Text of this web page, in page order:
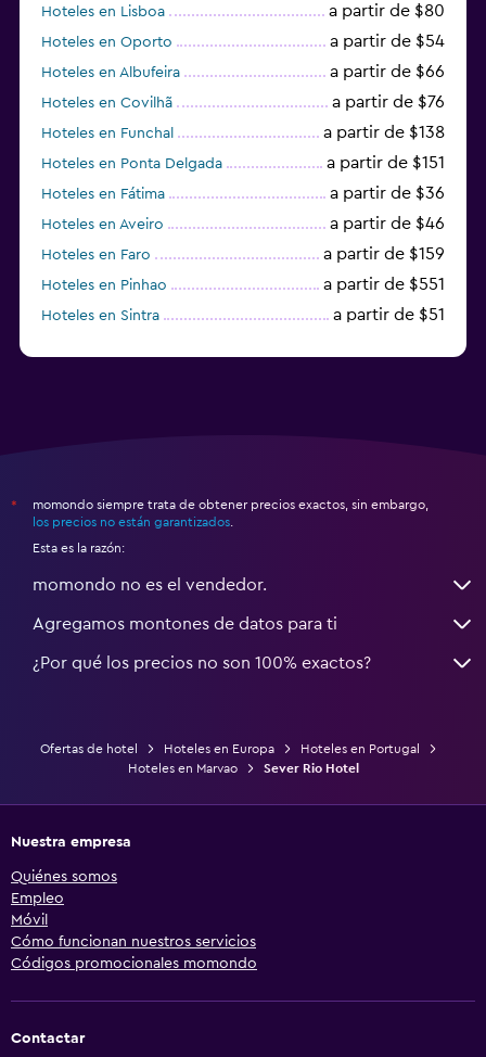
Hoteles en Lisboa a partir de $80
Hoteles en Oporto a partir de $54
Hoteles en Albufeira a partir de $66
Hoteles en Covilhã a partir de $76
Hoteles en Funchal a partir de $138
Hoteles en Ponta Delgada a partir de $151
Hoteles en Fátima a partir de $36
Hoteles en Aveiro a partir de $46
Hoteles en Faro a partir de $159
Hoteles en Pinhao a partir de $551
Hoteles en Sintra a partir de $51
*
momondo siempre trata de obtener precios exactos, sin embargo,
los precios no están garantizados
Esta es la razón:
momondo no es el vendedor.
Agregamos montones de datos para ti
¿Por qué los precios no son 100% exactos?
Ofertas de hotel Hoteles en Europa
Hoteles en Portugal
Hoteles en Marvao
Sever Rio Hotel
Nuestra empresa
Quiénes somos
Empleo
Móvil
Cómo funcionan nuestros servicios
Códigos promocionales momondo
Contactar